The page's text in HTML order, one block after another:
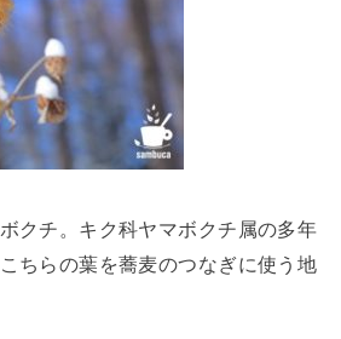
クチ。キク科ヤマボクチ属の多年
ちらの葉を蕎麦のつなぎに使う地